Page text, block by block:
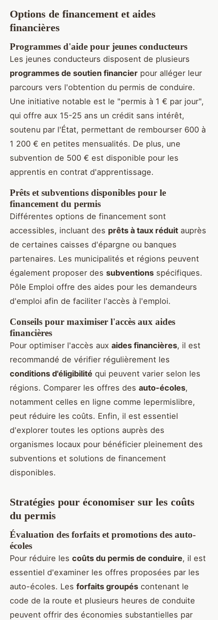
Options de financement et aides
financières
Programmes d'aide pour jeunes conducteurs
Les jeunes conducteurs disposent de plusieurs
programmes de soutien financier pour alléger leur
parcours vers l'obtention du permis de conduire.
Une initiative notable est le "permis à 1 € par jour",
qui offre aux 15-25 ans un crédit sans intérêt,
soutenu par l'État, permettant de rembourser 600 à
1 200 € en petites mensualités. De plus, une
subvention de 500 € est disponible pour les
apprentis en contrat d'apprentissage.
Prêts et subventions disponibles pour le
financement du permis
Différentes options de financement sont
accessibles, incluant des prêts à taux réduit auprès
de certaines caisses d'épargne ou banques
partenaires. Les municipalités et régions peuvent
également proposer des subventions spécifiques.
Pôle Emploi offre des aides pour les demandeurs
d'emploi afin de faciliter l'accès à l'emploi.
Conseils pour maximiser l'accès aux aides
financières
Pour optimiser l'accès aux aides financières, il est
recommandé de vérifier régulièrement les
conditions d'éligibilité qui peuvent varier selon les
régions. Comparer les offres des auto-écoles,
notamment celles en ligne comme lepermislibre,
peut réduire les coûts. Enfin, il est essentiel
d'explorer toutes les options auprès des
organismes locaux pour bénéficier pleinement des
subventions et solutions de financement
disponibles.
Stratégies pour économiser sur les coûts
du permis
Évaluation des forfaits et promotions des auto-
écoles
Pour réduire les coûts du permis de conduire, il est
essentiel d'examiner les offres proposées par les
auto-écoles. Les forfaits groupés contenant le
code de la route et plusieurs heures de conduite
peuvent offrir des économies substantielles par